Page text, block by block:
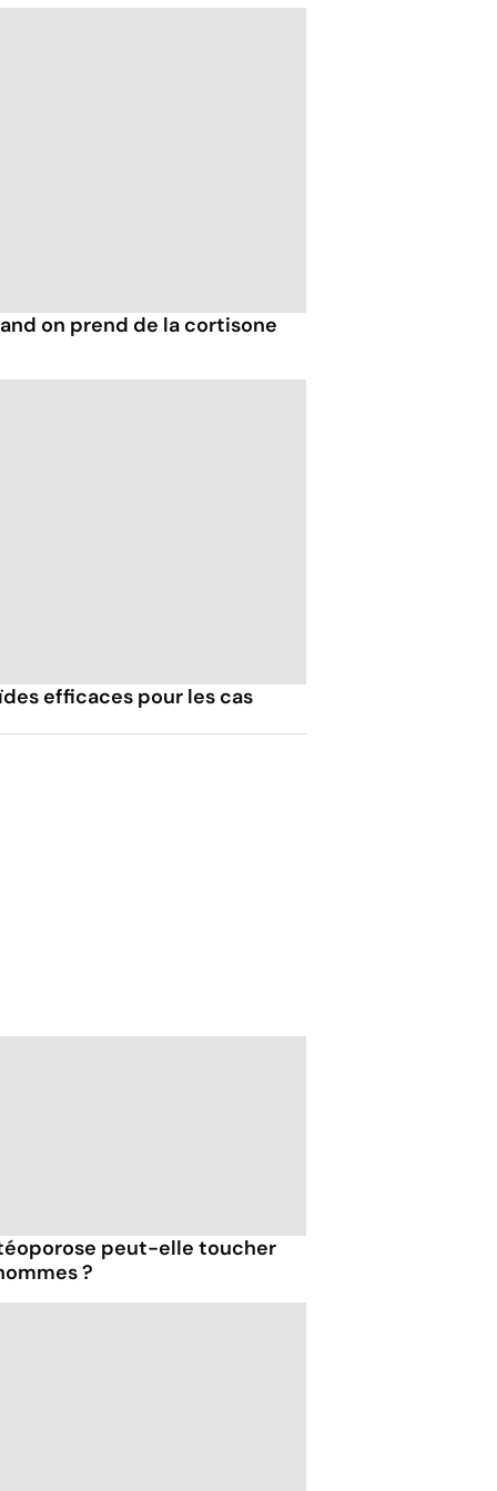
on prend de la cortisone
efficaces pour les cas
peut-elle toucher
?